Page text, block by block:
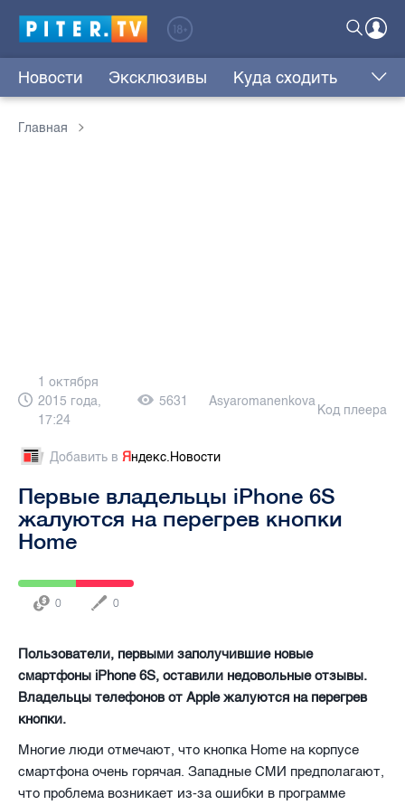
Новости Эксклюзивы Куда сходить
Главная
1 октября
2015 года,
17:24
5631 Asyaromanenkova
Код плеера
Добавить в Яндекс.Новости
Первые владельцы iPhone 6S
жалуются на перегрев кнопки
Home
0 0
Пользователи, первыми заполучившие новые
смартфоны iPhone 6S, оставили недовольные отзывы.
Владельцы телефонов от Apple жалуются на перегрев
кнопки.
Многие люди отмечают, что кнопка Home на корпусе
смартфона очень горячая. Западные СМИ предполагают,
что проблема возникает из-за ошибки в программе